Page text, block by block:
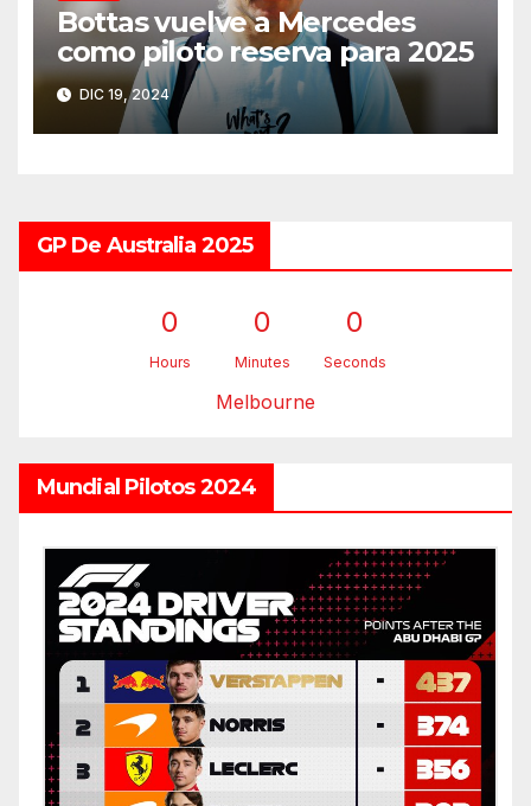
Bottas vuelve a Mercedes
como piloto reserva para 2025
DIC 19, 2024
GP De Australia 2025
0
Hours
0
Minutes
0
Seconds
Melbourne
Mundial Pilotos 2024